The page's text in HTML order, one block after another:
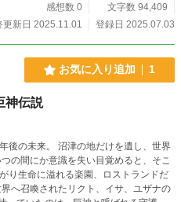
感想数 0
文字数 94,409
更新日 2025.11.01
登録日 2025.07.03
お気に入り追加 1
伝説
地だけを遺し、世界
り生命に溢れる楽園、ロストランドだ